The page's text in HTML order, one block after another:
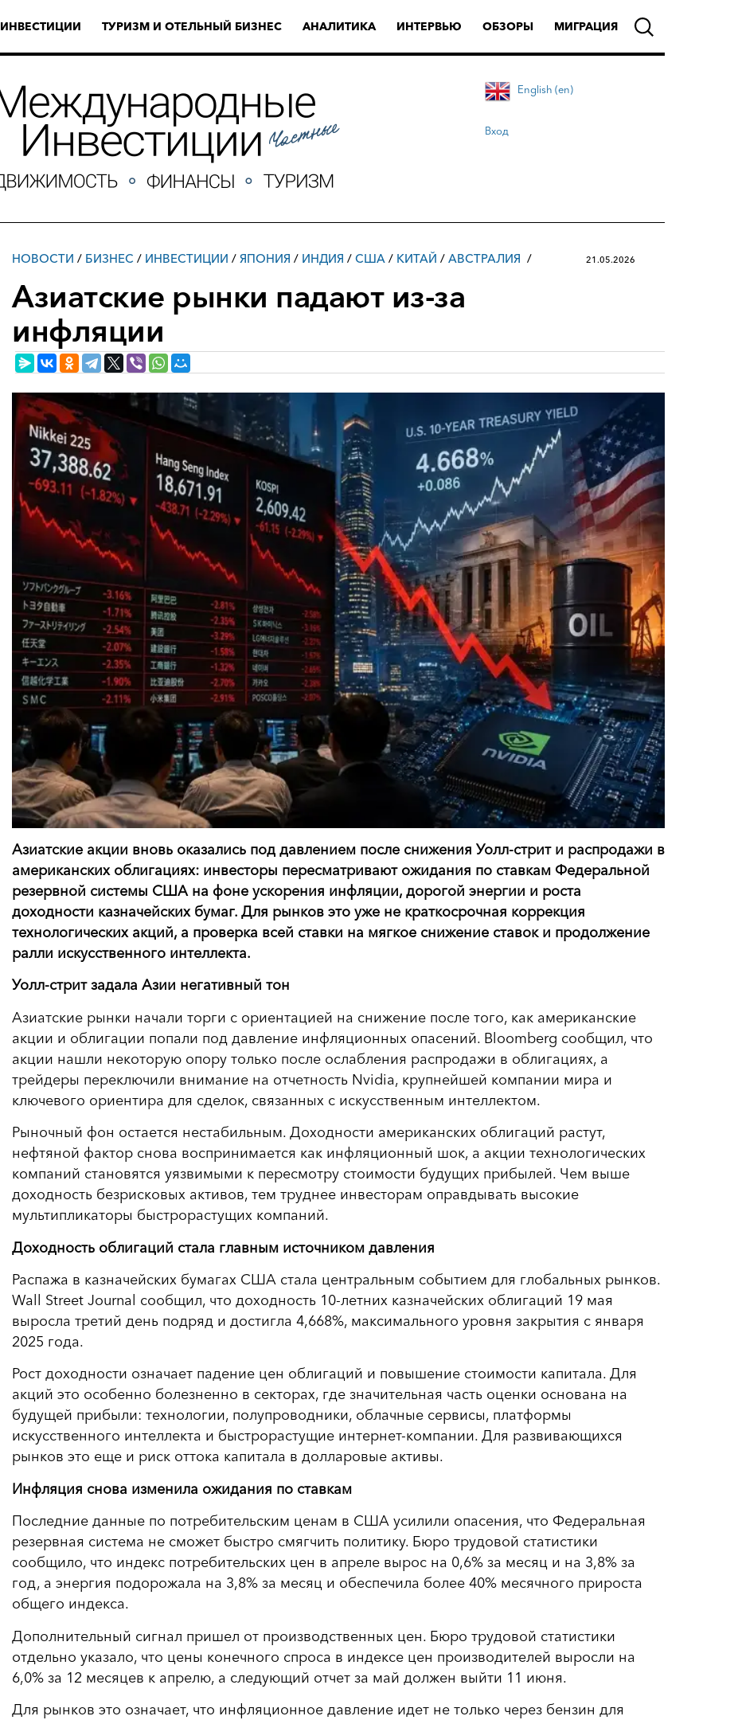
ИНВЕСТИЦИИ ТУРИЗМ И ОТЕЛЬНЫЙ БИЗНЕС АНАЛИТИКА ИНТЕРВЬЮ ОБЗОРЫ МИГРАЦИЯ
English (en)
Вход
НОВОСТИ / БИЗНЕС / ИНВЕСТИЦИИ / ЯПОНИЯ / ИНДИЯ / США / КИТАЙ / АВСТРАЛИЯ 21.05.2026
Азиатские рынки падают из-за
инфляции
Азиатские акции вновь оказались под давлением после снижения Уолл-стрит и распродажи в
американских облигациях: инвесторы пересматривают ожидания по ставкам Федеральной
резервной системы США на фоне ускорения инфляции, дорогой энергии и роста
доходности казначейских бумаг. Для рынков это уже не краткосрочная коррекция
технологических акций, а проверка всей ставки на мягкое снижение ставок и продолжение
ралли искусственного интеллекта.
Уолл-стрит задала Азии негативный тон
Азиатские рынки начали торги с ориентацией на снижение после того, как американские
акции и облигации попали под давление инфляционных опасений. Bloomberg сообщил, что
акции нашли некоторую опору только после ослабления распродажи в облигациях, а
трейдеры переключили внимание на отчетность Nvidia, крупнейшей компании мира и
ключевого ориентира для сделок, связанных с искусственным интеллектом.
Рыночный фон остается нестабильным. Доходности американских облигаций растут,
нефтяной фактор снова воспринимается как инфляционный шок, а акции технологических
компаний становятся уязвимыми к пересмотру стоимости будущих прибылей. Чем выше
доходность безрисковых активов, тем труднее инвесторам оправдывать высокие
мультипликаторы быстрорастущих компаний.
Доходность облигаций стала главным источником давления
Распажа в казначейских бумагах США стала центральным событием для глобальных рынков.
Wall Street Journal сообщил, что доходность 10-летних казначейских облигаций 19 мая
выросла третий день подряд и достигла 4,668%, максимального уровня закрытия с января
2025 года.
Рост доходности означает падение цен облигаций и повышение стоимости капитала. Для
акций это особенно болезненно в секторах, где значительная часть оценки основана на
будущей прибыли: технологии, полупроводники, облачные сервисы, платформы
искусственного интеллекта и быстрорастущие интернет-компании. Для развивающихся
рынков это еще и риск оттока капитала в долларовые активы.
Инфляция снова изменила ожидания по ставкам
Последние данные по потребительским ценам в США усилили опасения, что Федеральная
резервная система не сможет быстро смягчить политику. Бюро трудовой статистики
сообщило, что индекс потребительских цен в апреле вырос на 0,6% за месяц и на 3,8% за
год, а энергия подорожала на 3,8% за месяц и обеспечила более 40% месячного прироста
общего индекса.
Дополнительный сигнал пришел от производственных цен. Бюро трудовой статистики
отдельно указало, что цены конечного спроса в индексе цен производителей выросли на
6,0% за 12 месяцев к апрелю, а следующий отчет за май должен выйти 11 июня.
Для рынков это означает, что инфляционное давление идет не только через бензин для